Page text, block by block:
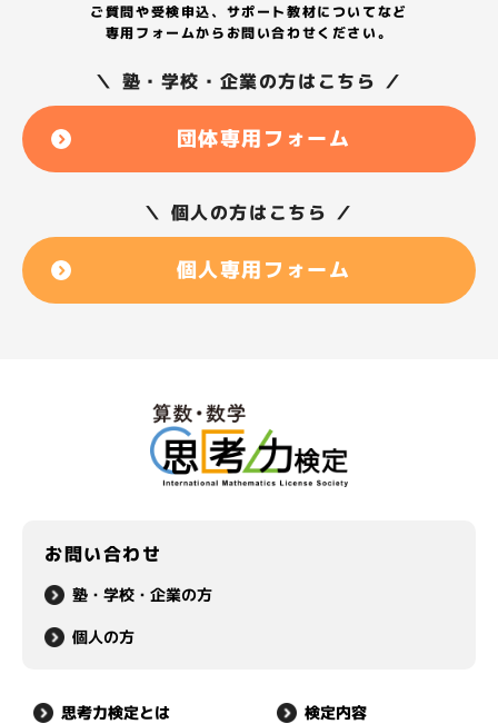
ご質問や受検申込、サポート教材についてなど
専用フォームからお問い合わせください。
＼ 塾・学校・企業の方はこちら ／
団体専用フォーム
＼ 個人の方はこちら ／
個人専用フォーム
お問い合わせ
塾・学校・企業の方
個人の方
思考力検定とは 検定内容